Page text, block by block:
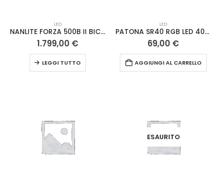
LED
NANLITE FORZA 500B II BICOLOR
1.799,00 €
LEGGI TUTTO
LED
PATONA SR40 RGB LED 40W
69,00 €
AGGIUNGI AL CARRELLO
ESAURITO